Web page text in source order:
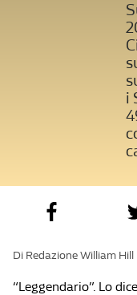
i
Di Redazione William Hill
“Leggendario”. Lo